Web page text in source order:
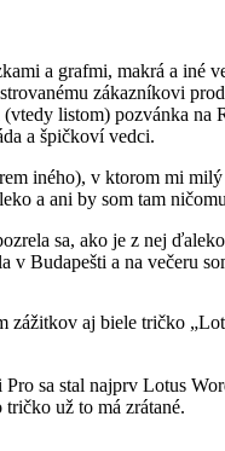
a grafmi, makrá a iné
zákazníkovi
listom) pozvánka na
a špičkoví vedci.
iného), v ktorom mi
a ani by som tam
sa, ako je z nej
Budapešti a na večeru
aj biele tričko
sa stal najprv Lotus
už to má zrátané.